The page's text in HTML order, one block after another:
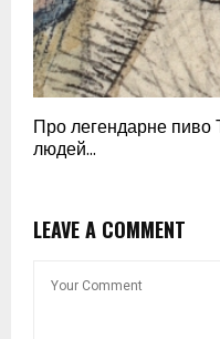
Про легендарне пиво
людей…
LEAVE A COMMENT